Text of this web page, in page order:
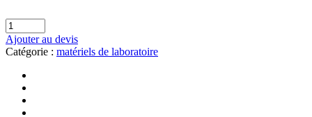
Ajouter au devis
Catégorie : matériels de laboratoire